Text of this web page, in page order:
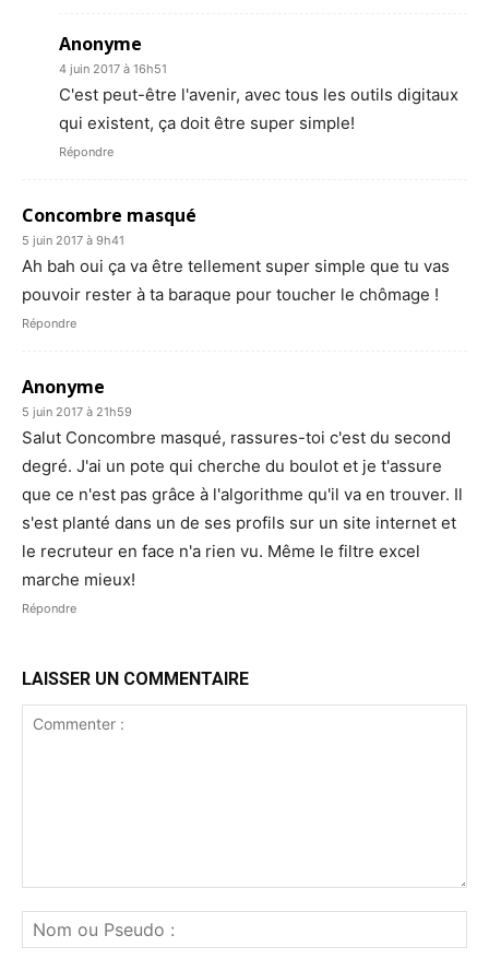
Anonyme
4 juin 2017 à 16h51
C'est peut-être l'avenir, avec tous les outils digitaux
qui existent, ça doit être super simple!
Répondre
Concombre masqué
5 juin 2017 à 9h41
Ah bah oui ça va être tellement super simple que tu vas
pouvoir rester à ta baraque pour toucher le chômage !
Répondre
Anonyme
5 juin 2017 à 21h59
Salut Concombre masqué, rassures-toi c'est du second
degré. J'ai un pote qui cherche du boulot et je t'assure
que ce n'est pas grâce à l'algorithme qu'il va en trouver. Il
s'est planté dans un de ses profils sur un site internet et
le recruteur en face n'a rien vu. Même le filtre excel
marche mieux!
Répondre
LAISSER UN COMMENTAIRE